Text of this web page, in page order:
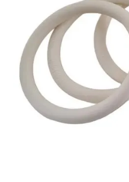
Motor/Styring
Fortøyning
Fritid/Sikkerhet